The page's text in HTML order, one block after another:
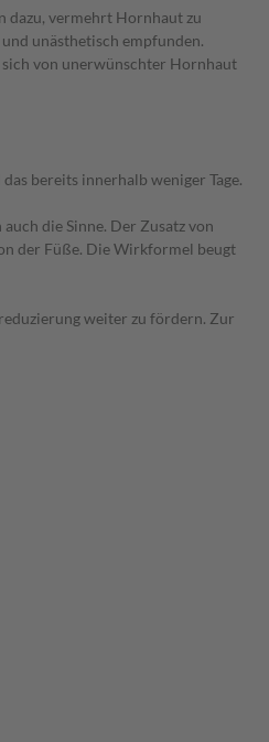
dazu, vermehrt Hornhaut zu
unästhetisch empfunden.
sich von unerwünschter Hornhaut
bereits innerhalb weniger Tage.
die Sinne. Der Zusatz von
der Füße. Die Wirkformel beugt
weiter zu fördern. Zur